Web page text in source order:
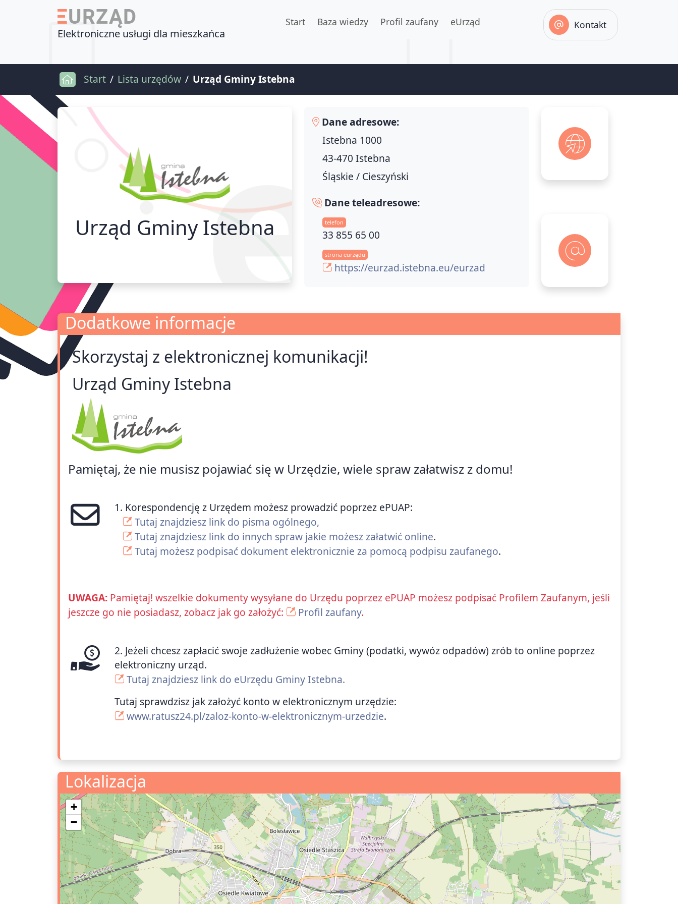
Elektroniczne usługi dla mieszkańca
Start Baza wiedzy Profil zaufany eUrząd Kontakt
Start Lista urzędów Urząd Gminy Istebna
Urząd Gminy Istebna
Dane adresowe:
Istebna 1000
43-470 Istebna
Śląskie / Cieszyński
Dane teleadresowe:
telefon
33 855 65 00
strona eurzędu
https://eurzad.istebna.eu/eurzad
Dodatkowe informacje
Dodatkowe informacje
Skorzystaj z elektronicznej komunikacji!
Urząd Gminy Istebna
Pamiętaj, że nie musisz pojawiać się w Urzędzie, wiele spraw załatwisz z domu!
1. Korespondencję z Urzędem możesz prowadzić poprzez ePUAP:
Tutaj znajdziesz link do pisma ogólnego,
Tutaj znajdziesz link do innych spraw jakie możesz załatwić online.
Tutaj możesz podpisać dokument elektronicznie za pomocą podpisu zaufanego.
UWAGA: Pamiętaj! wszelkie dokumenty wysyłane do Urzędu poprzez ePUAP możesz podpisać Profilem Zaufanym, jeśli
jeszcze go nie posiadasz, zobacz jak go założyć:
Profil zaufany.
2. Jeżeli chcesz zapłacić swoje zadłużenie wobec Gminy (podatki, wywóz odpadów) zrób to online poprzez
elektroniczny urząd.
Tutaj znajdziesz link do eUrzędu Gminy Istebna.
Tutaj sprawdzisz jak założyć konto w elektronicznym urzędzie:
www.ratusz24.pl/zaloz-konto-w-elektronicznym-urzedzie.
Lokalizacja
+
−